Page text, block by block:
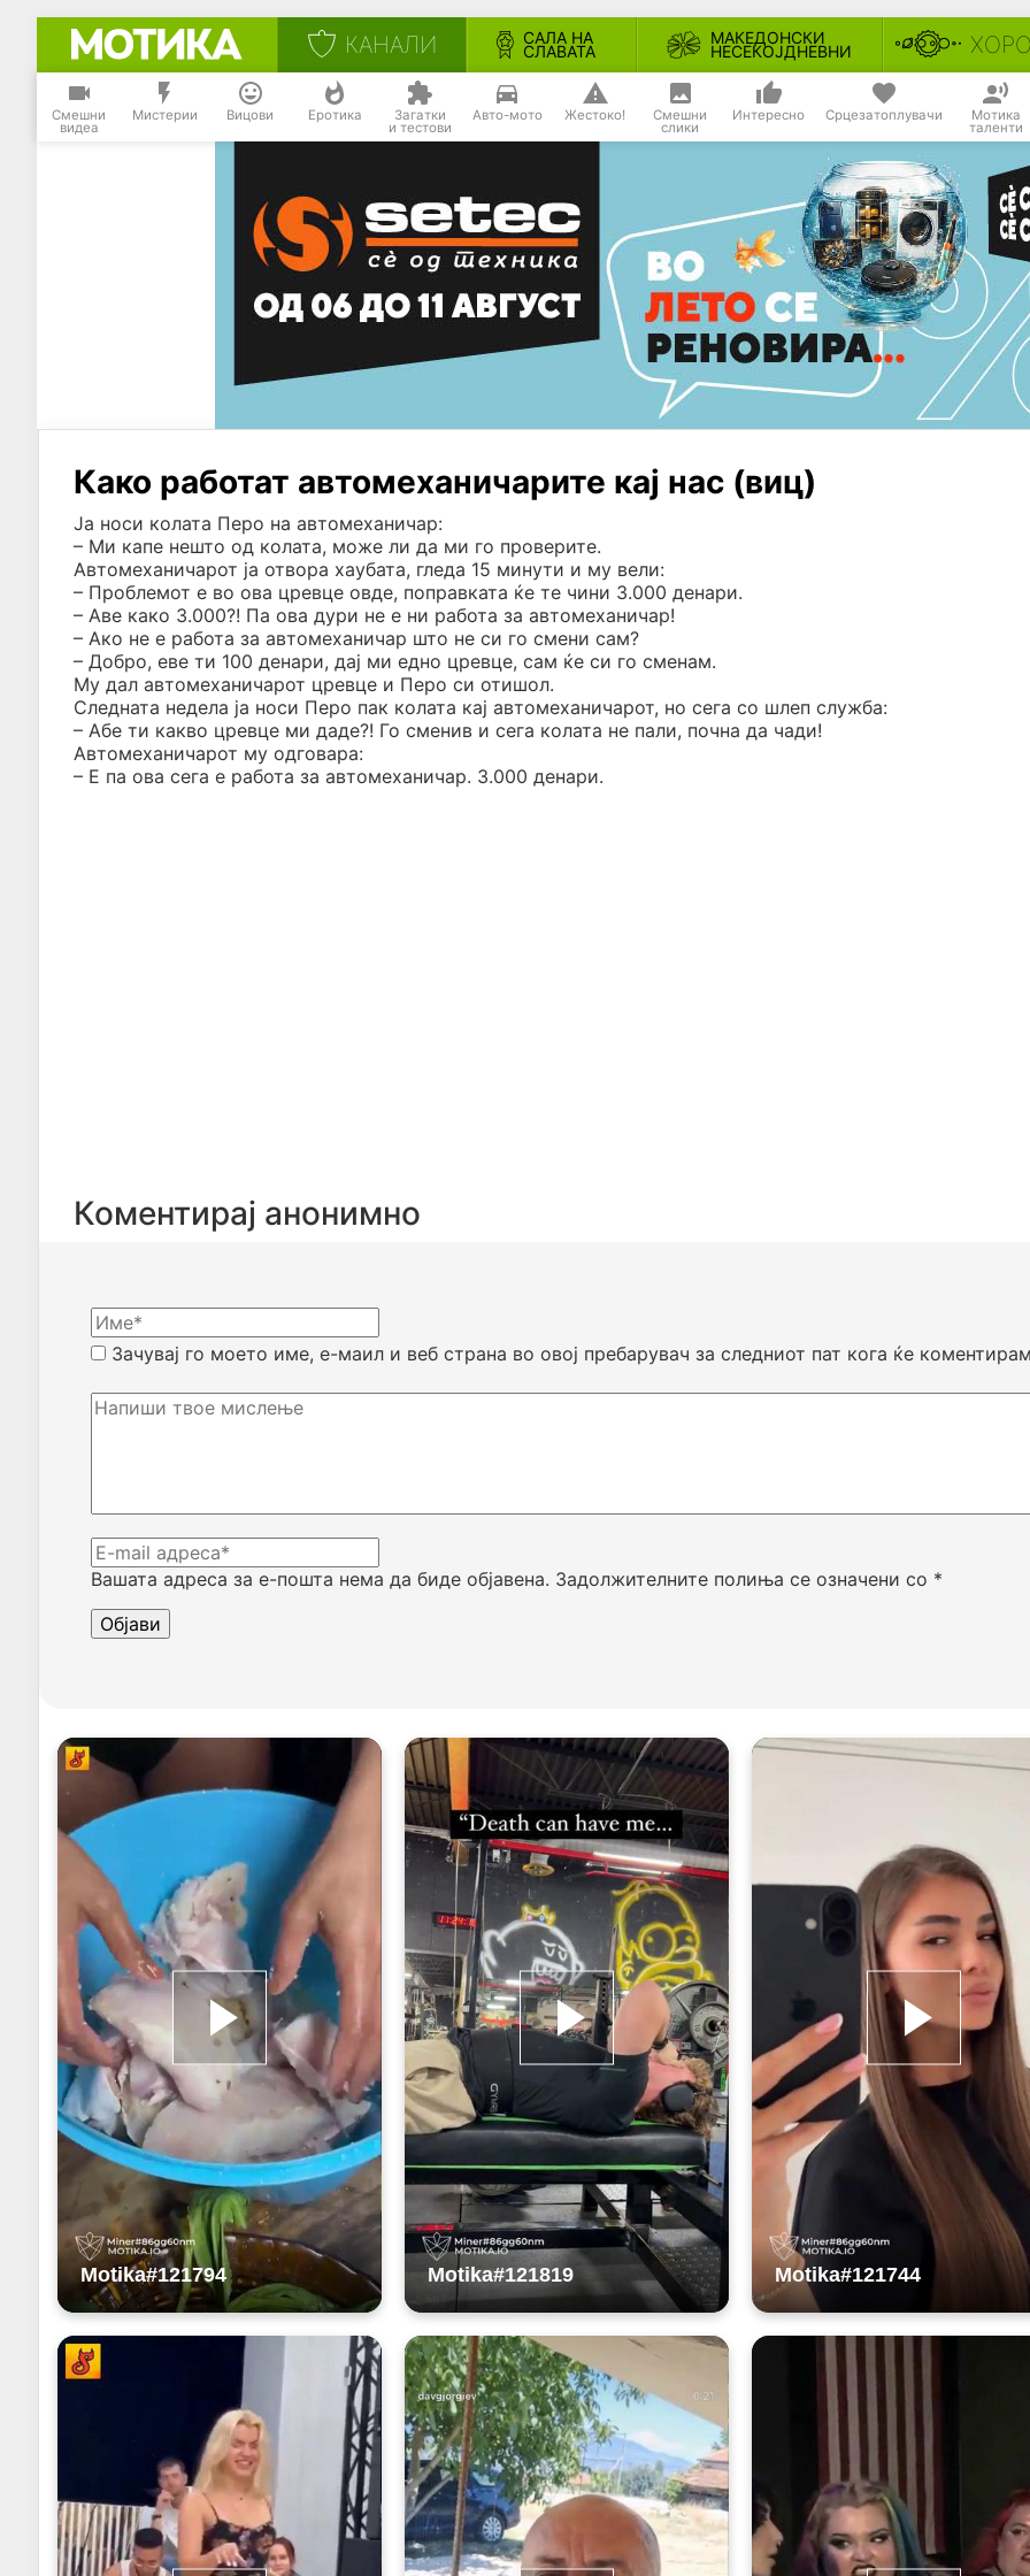
КАНАЛИ САЛА НА
СЛАВАТА
МАКЕДОНСКИ
НЕСЕКОЈДНЕВНИ
Смешни
видеа
Мистерии Вицови Еротика Загатки
и тестови
Авто-мото Жестоко! Смешни
слики
Интересно Срцезатоплувачи Мотика
таленти
Како работат автомеханичарите кај нас (виц)
Ја носи колата Перо на автомеханичар:
– Ми капе нешто од колата, може ли да ми го проверите.
Автомеханичарот ја отвора хаубата, гледа 15 минути и му вели:
– Проблемот е во ова цревце овде, поправката ќе те чини 3.000 денари.
– Аве како 3.000?! Па ова дури не е ни работа за автомеханичар!
– Ако не е работа за автомеханичар што не си го смени сам?
– Добро, еве ти 100 денари, дај ми едно цревце, сам ќе си го сменам.
Му дал автомеханичарот цревце и Перо си отишол.
Следната недела ја носи Перо пак колата кај автомеханичарот, но сега со шлеп служба:
– Абе ти какво цревце ми даде?! Го сменив и сега колата не пали, почна да чади!
Автомеханичарот му одговара:
– Е па ова сега е работа за автомеханичар. 3.000 денари.
Коментирај анонимно
Вашата адреса за е-пошта нема да биде објавена. Задолжителните полиња се означени со *
Зачувај го моето име, е-маил и веб страна во овој пребарувач за следниот пат кога ќе